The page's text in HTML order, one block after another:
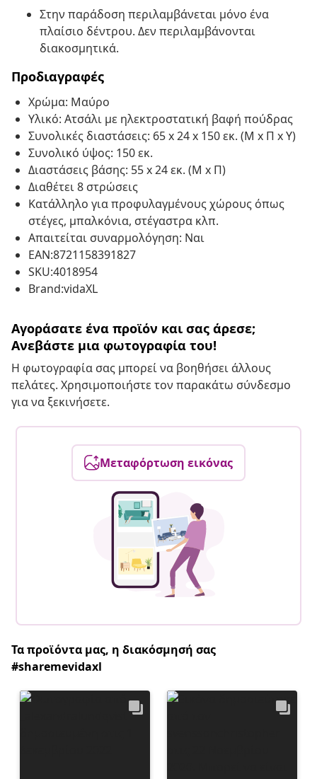
Στην παράδοση περιλαμβάνεται μόνο ένα
πλαίσιο δέντρου. Δεν περιλαμβάνονται
διακοσμητικά.
Προδιαγραφές
Χρώμα: Μαύρο
Υλικό: Ατσάλι με ηλεκτροστατική βαφή πούδρας
Συνολικές διαστάσεις: 65 x 24 x 150 εκ. (Μ x Π x Υ)
Συνολικό ύψος: 150 εκ.
Διαστάσεις βάσης: 55 x 24 εκ. (Μ x Π)
Διαθέτει 8 στρώσεις
Κατάλληλο για προφυλαγμένους χώρους όπως
στέγες, μπαλκόνια, στέγαστρα κλπ.
Απαιτείται συναρμολόγηση: Ναι
EAN:8721158391827
SKU:4018954
Brand:vidaXL
Αγοράσατε ένα προϊόν και σας άρεσε;
Ανεβάστε μια φωτογραφία του!
Η φωτογραφία σας μπορεί να βοηθήσει άλλους
πελάτες. Χρησιμοποιήστε τον παρακάτω σύνδεσμο
για να ξεκινήσετε.
Μεταφόρτωση εικόνας
Τα προϊόντα μας, η διακόσμησή σας
#sharemevidaxl